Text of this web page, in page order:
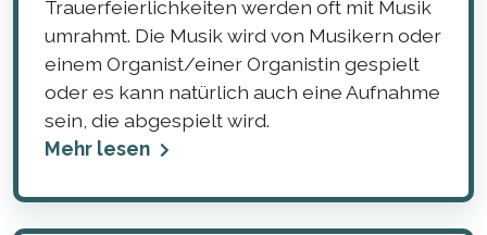
Trauerfeierlichkeiten werden oft mit Musik
umrahmt. Die Musik wird von Musikern oder
einem Organist/einer Organistin gespielt
oder es kann natürlich auch eine Aufnahme
sein, die abgespielt wird.
Mehr lesen